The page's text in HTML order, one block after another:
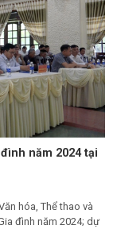
năm 2024 tại
hóa, Thể thao và
đình năm 2024; dự